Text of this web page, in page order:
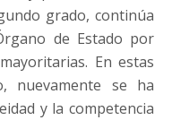
grado, continúa
de Estado por
En estas
nuevamente se ha
y la competencia